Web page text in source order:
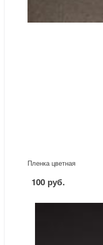
Пленка цветная
100 руб.